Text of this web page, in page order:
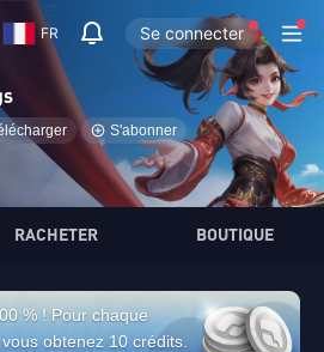
FR Se connecter
S'abonner
RACHETER BOUTIQUE
% ! Pour chaque
obtenez 10 crédits.